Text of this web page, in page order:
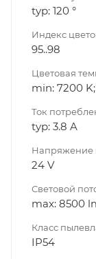
typ: 120 °
Индекс
95..98
Цветовая
min: 7200
Ток
typ: 3.8 A
Напряжение
24 V
Световой
max: 8500
Класс
IP54